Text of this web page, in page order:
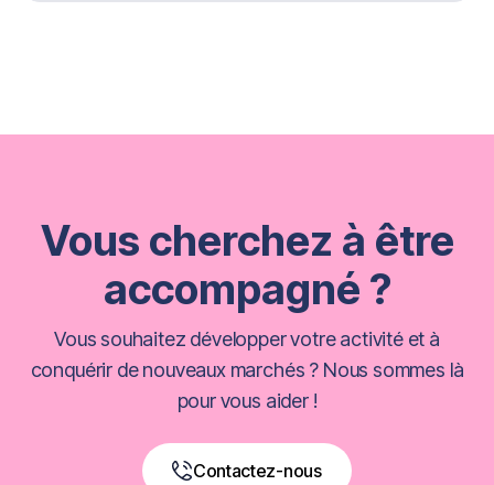
Vous cherchez à être
accompagné ?
Vous souhaitez développer votre activité et à
conquérir de nouveaux marchés ? Nous sommes là
pour vous aider !
Contactez-nous